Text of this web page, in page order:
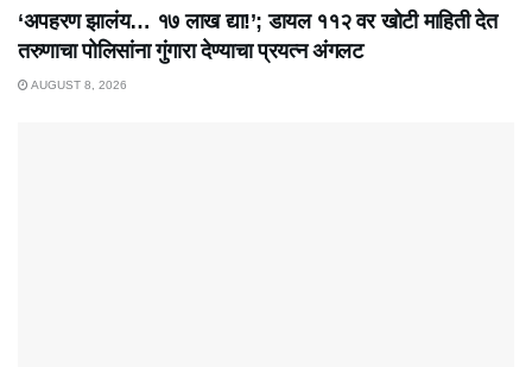
‘अपहरण झालंय… १७ लाख द्या!’; डायल ११२ वर खोटी माहिती देत
तरुणाचा पोलिसांना गुंगारा देण्याचा प्रयत्न अंगलट
AUGUST 8, 2026